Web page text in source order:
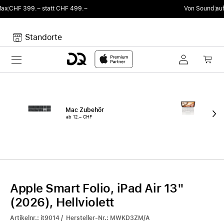
DQ Radio by my105
Standorte
Toggle navigation
Mac Zubehör
ab 12.– CHF ab
Apple Smart Folio, iPad Air 13"
(2026), Hellviolett
Artikelnr.: it9014 / Hersteller-Nr.: MWKD3ZM/A